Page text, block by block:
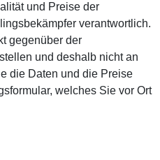
und Preise der
verantwortlich.
gegenüber der
und deshalb nicht an
die Daten und die Preise
welches Sie vor Ort